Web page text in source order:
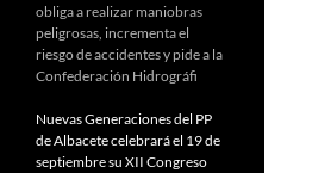
obliga a realizar maniobras
peligrosas, incrementa el
riesgo de accidentes y pide a la
Confederación Hidrográfi
Nuevas Generaciones del PP
de Albacete celebrará el 19 de
septiembre su XII Congreso